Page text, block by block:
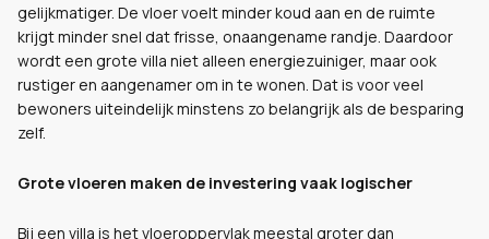
gelijkmatiger. De vloer voelt minder koud aan en de ruimte
krijgt minder snel dat frisse, onaangename randje. Daardoor
wordt een grote villa niet alleen energiezuiniger, maar ook
rustiger en aangenamer om in te wonen. Dat is voor veel
bewoners uiteindelijk minstens zo belangrijk als de besparing
zelf.
Grote vloeren maken de investering vaak logischer
Bij een villa is het vloeroppervlak meestal groter dan